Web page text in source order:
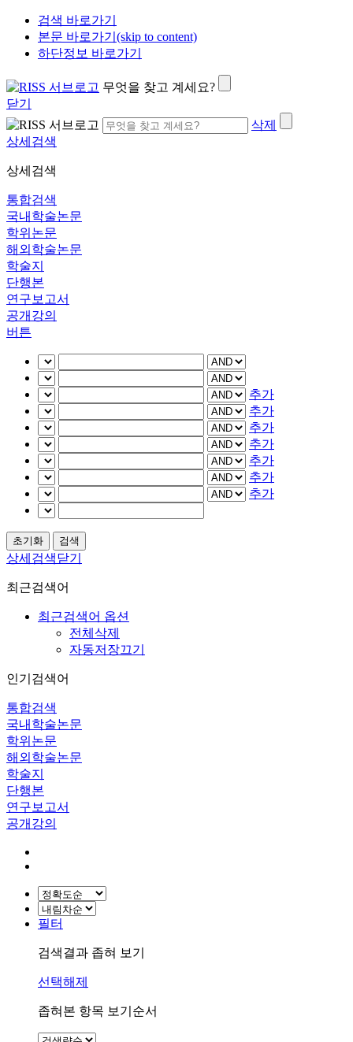
검색 바로가기
본문 바로가기(skip to content)
하단정보 바로가기
무엇을 찾고 계세요?
닫기
삭제
상세검색
상세검색
통합검색
국내학술논문
학위논문
해외학술논문
학술지
단행본
연구보고서
공개강의
버튼
추가
추가
추가
추가
추가
추가
추가
상세검색닫기
최근검색어
최근검색어 옵션
전체삭제
자동저장끄기
인기검색어
통합검색
국내학술논문
학위논문
해외학술논문
학술지
단행본
연구보고서
공개강의
필터
검색결과 좁혀 보기
선택해제
좁혀본 항목 보기순서